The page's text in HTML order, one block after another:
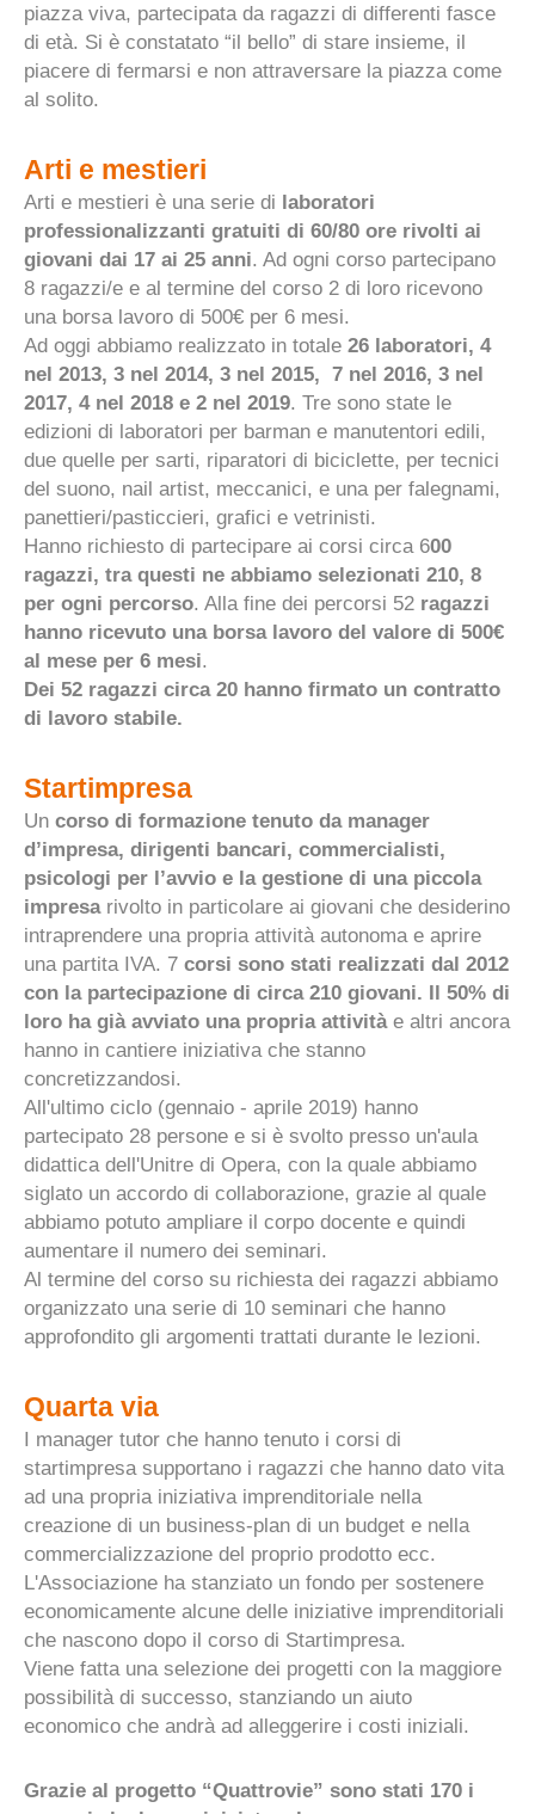
piazza viva, partecipata da ragazzi di differenti fasce
di età. Si è constatato “il bello” di stare insieme, il
piacere di fermarsi e non attraversare la piazza come
al solito.
Arti e mestieri
Arti e mestieri è una serie di laboratori
professionalizzanti gratuiti di 60/80 ore rivolti ai
giovani dai 17 ai 25 anni. Ad ogni corso partecipano
8 ragazzi/e e al termine del corso 2 di loro ricevono
una borsa lavoro di 500€ per 6 mesi.
Ad oggi abbiamo realizzato in totale 26 laboratori, 4
nel 2013, 3 nel 2014, 3 nel 2015, 7 nel 2016, 3 nel
2017, 4 nel 2018 e 2 nel 2019. Tre sono state le
edizioni di laboratori per barman e manutentori edili,
due quelle per sarti, riparatori di biciclette, per tecnici
del suono, nail artist, meccanici, e una per falegnami,
panettieri/pasticcieri, grafici e vetrinisti.
Hanno richiesto di partecipare ai corsi circa 600
ragazzi, tra questi ne abbiamo selezionati 210, 8
per ogni percorso. Alla fine dei percorsi 52 ragazzi
hanno ricevuto una borsa lavoro del valore di 500€
al mese per 6 mesi.
Dei 52 ragazzi circa 20 hanno firmato un contratto
di lavoro stabile.
Startimpresa
Un corso di formazione tenuto da manager
d’impresa, dirigenti bancari, commercialisti,
psicologi per l’avvio e la gestione di una piccola
impresarivolto in particolare ai giovani che desiderino
intraprendere una propria attività autonoma e aprire
una partita IVA. 7 corsi sono stati realizzati dal 2012
con la partecipazione di circa 210 giovani. Il 50% di
loro ha già avviato una propria attivitàe altri ancora
hanno in cantiere iniziativa che stanno
concretizzandosi.
All'ultimo ciclo (gennaio - aprile 2019) hanno
partecipato 28 persone e si è svolto presso un'aula
didattica dell'Unitre di Opera, con la quale abbiamo
siglato un accordo di collaborazione, grazie al quale
abbiamo potuto ampliare il corpo docente e quindi
aumentare il numero dei seminari.
Al termine del corso su richiesta dei ragazzi abbiamo
organizzato una serie di 10 seminari che hanno
approfondito gli argomenti trattati durante le lezioni.
Quarta via
I manager tutor che hanno tenuto i corsi di
startimpresa supportano i ragazzi che hanno dato vita
ad una propria iniziativa imprenditoriale nella
creazione di un business-plan di un budget e nella
commercializzazione del proprio prodotto ecc.
L'Associazione ha stanziato un fondo per sostenere
economicamente alcune delle iniziative imprenditoriali
che nascono dopo il corso di Startimpresa.
Viene fatta una selezione dei progetti con la maggiore
possibilità di successo, stanziando un aiuto
economico che andrà ad alleggerire i costi iniziali.
Grazie al progetto “Quattrovie” sono stati 170 i